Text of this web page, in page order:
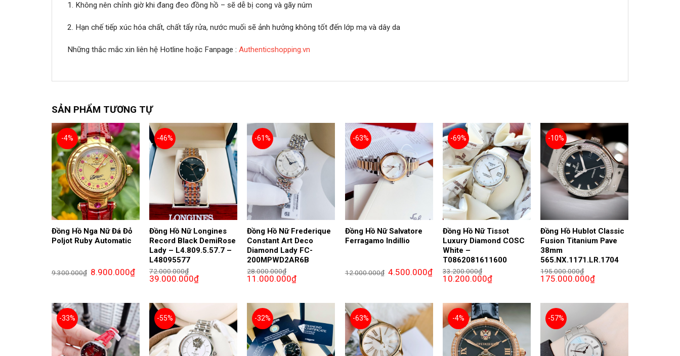
1. Không nên chỉnh giờ khi đang đeo đồng hồ – sẽ dễ bị cong và gãy núm
2. Hạn chế tiếp xúc hóa chất, chất tẩy rửa, nước muối sẽ ảnh hưởng không tốt đến lớp mạ và dây da
Những thắc mắc xin liên hệ Hotline hoặc Fanpage : Authenticshopping.vn
SẢN PHẨM TƯƠNG TỰ
-4%
Đồng Hồ Nga Nữ Đá Đỏ
Poljot Ruby Automatic
9.300.000₫ Giá
gốc
8.900.000₫Giá
hiện
-46%
Đồng Hồ Nữ Longines
Record Black DemiRose
Lady – L4.809.5.57.7 –
L48095577
72.000.000₫
Giá
gốc
39.000.000₫Giá
39.000.000₫.
-61%
Đồng Hồ Nữ Frederique
Constant Art Deco
Diamond Lady FC-
200MPWD2AR6B
28.000.000₫
Giá
gốc
11.000.000₫Giá
11.000.000₫.
-63%
Đồng Hồ Nữ Salvatore
Ferragamo Indillio
12.000.000₫ Giá
gốc
4.500.000₫Giá
hiện
-69%
Đồng Hồ Nữ Tissot
Luxury Diamond COSC
White –
T0862081611600
33.200.000₫
Giá
gốc
10.200.000₫Giá
10.200.000₫.
-10%
Đồng Hồ Hublot Classic
Fusion Titanium Pave
38mm
565.NX.1171.LR.1704
195.000.000₫
Giá
gốc
175.000.000₫Giá
175.000.000₫.
-33%
-55% -32% -63% -4% -57%